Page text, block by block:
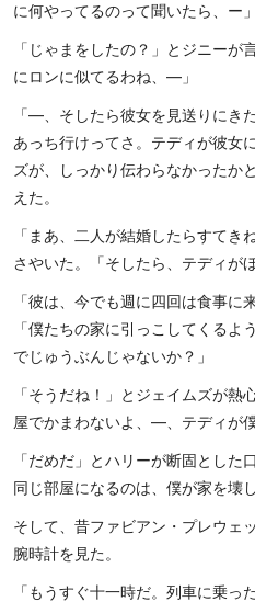
に何やってるのって聞いたら、ー」
「じゃまをしたの？」とジニーが
にロンに似てるわね、―」
「―、そしたら彼女を見送りにき
あっち行けってさ。テディが彼女
ズが、しっかり伝わらなかったか
えた。
「まあ、二人が結婚したらすてき
さやいた。「そしたら、テディが
「彼は、今でも週に四回は食事に
「僕たちの家に引っこしてくる
でじゅうぶんじゃないか？」
「そうだね！」とジェイムズが
屋でかまわないよ、―、テディが
「だめだ」とハリーが断固とし
同じ部屋になるのは、僕が家を壊
そして、昔ファビアン・プレウェ
腕時計を見た。
「もうすぐ十一時だ。列車に乗っ